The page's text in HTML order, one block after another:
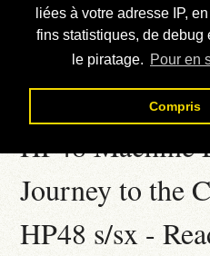
liées à votre adresse IP,
fins statistiques, de debug
le piratage. Pour en
Compris
Liens externes
Téléchargement
Contact
HP48 Machine
Journey to the
HP48 s/sx -